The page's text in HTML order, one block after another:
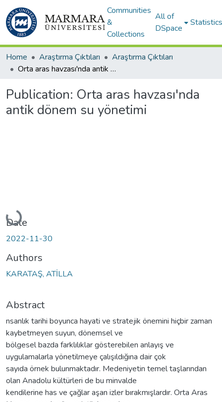
Communities
&
Collections
All of
DSpace
Statistics
Home Araştırma Çıktıları
Araştırma Çıktıları
Orta aras havzası'nda antik dönem su yönetimi
Publication: Orta aras havzası'nda
antik dönem su yönetimi
Loading...
Date
2022-11-30
Authors
KARATAŞ, ATİLLA
Abstract
nsanlık tarihi boyunca hayati ve stratejik önemini hiçbir zaman
kaybetmeyen suyun, dönemsel ve
bölgesel bazda farklılıklar gösterebilen anlayış ve
uygulamalarla yönetilmeye çalışıldığına dair çok
sayıda örnek bulunmaktadır. Medeniyetin temel taşlarından
olan Anadolu kültürleri de bu minvalde
kendilerine has ve çağlar aşan izler bırakmışlardır. Orta Aras